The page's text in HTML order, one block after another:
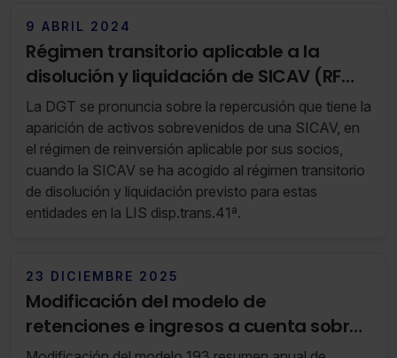
9 ABRIL 2024
Régimen transitorio aplicable a la
disolución y liquidación de SICAV (RF
14/24 02 de Abril de 2024 al 08 de Abril
de 2024)
La DGT se pronuncia sobre la repercusión que tiene la
aparición de activos sobrevenidos de una SICAV, en
el régimen de reinversión aplicable por sus socios,
cuando la SICAV se ha acogido al régimen transitorio
de disolución y liquidación previsto para estas
entidades en la LIS disp.trans.41ª.
23 DICIEMBRE 2025
Modificación del modelo de
retenciones e ingresos a cuenta sobre
rendimientos del capital mobiliario del